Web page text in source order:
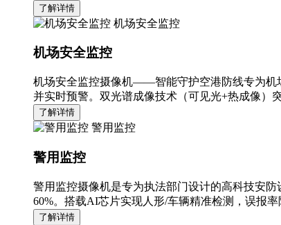
了解详情
机场安全监控
机场安全监控
机场安全监控摄像机——智能守护空港防线专为机
并实时预警。双光谱成像技术（可见光+热成像）
了解详情
警用监控
警用监控
警用监控摄像机是专为执法部门设计的高科技安
60%。搭载AI芯片实现人形/车辆精准检测，误报
了解详情